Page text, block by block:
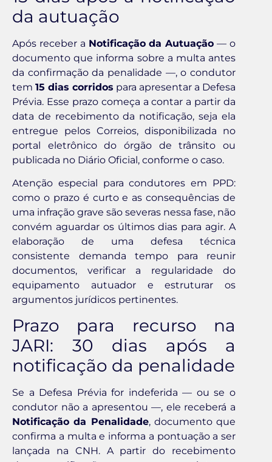
da autuação
Após receber a Notificação da Autuação — o
documento que informa sobre a multa antes
da confirmação da penalidade —, o condutor
tem 15 dias corridos para apresentar a Defesa
Prévia. Esse prazo começa a contar a partir da
data de recebimento da notificação, seja ela
entregue pelos Correios, disponibilizada no
portal eletrônico do órgão de trânsito ou
publicada no Diário Oficial, conforme o caso.
Atenção especial para condutores em PPD:
como o prazo é curto e as consequências de
uma infração grave são severas nessa fase, não
convém aguardar os últimos dias para agir. A
elaboração de uma defesa técnica
consistente demanda tempo para reunir
documentos, verificar a regularidade do
equipamento autuador e estruturar os
argumentos jurídicos pertinentes.
Prazo para recurso na
JARI: 30 dias após a
notificação da penalidade
Se a Defesa Prévia for indeferida — ou se o
condutor não a apresentou —, ele receberá a
Notificação da Penalidade, documento que
confirma a multa e informa a pontuação a ser
lançada na CNH. A partir do recebimento